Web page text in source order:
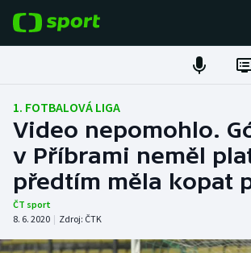
Fotbal
Hokej
Tenis
Atletika
1. FOTBALOVÁ LIGA
Video nepomohlo.
v Příbrami neměl
předtím měla kopat
ČT sport
8. 6. 2020 | Zdroj: ČTK